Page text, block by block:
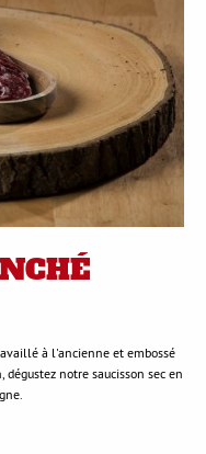
à l'ancienne et embossé
notre saucisson sec en